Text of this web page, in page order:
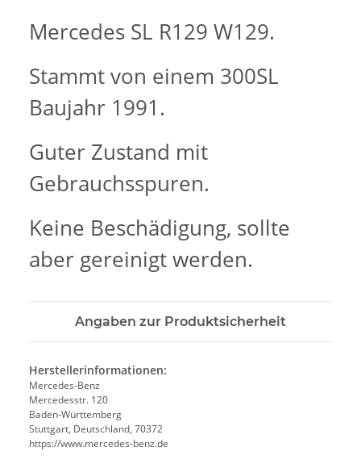
Mercedes SL R129 W129.
Stammt von einem 300SL
Baujahr 1991.
Guter Zustand mit
Gebrauchsspuren.
Keine Beschädigung, sollte
aber gereinigt werden.
Angaben zur Produktsicherheit
Herstellerinformationen:
Mercedes-Benz
Mercedesstr. 120
Baden-Württemberg
Stuttgart, Deutschland, 70372
https://www.mercedes-benz.de